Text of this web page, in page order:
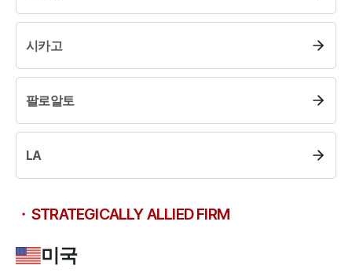
업무
상간자위자료계산기
구성원 소개
이혼전문변호사
시카고
팔로알토
LA
STRATEGICALLY ALLIED FIRM
미국